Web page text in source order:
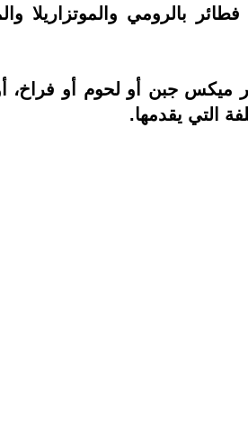
بالرومي والموتزاريلا
ميكس جبن أو لحوم أو فراخ،
التي يقدمها.